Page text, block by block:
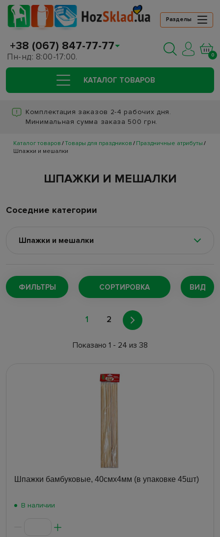
Разделы
+38 (067) 847-77-77
Пн-нд: 8:00-17:00. 0
КАТАЛОГ ТОВАРОВ
Комплектация заказов 2-4 рабочих дня.
Минимальная сумма заказа 500 грн.
Каталог товаров Товары для праздников
Праздничные атрибуты
Шпажки и мешалки
ШПАЖКИ И МЕШАЛКИ
Соседние категории
Шпажки и мешалки
Свечи для торта(60)
ФИЛЬТРЫ СОРТИРОВКА ВИД
1 2
Показано 1 - 24 из 38
Шпажки бамбуковые, 40смх4мм (в упаковке 45шт)
В наличии